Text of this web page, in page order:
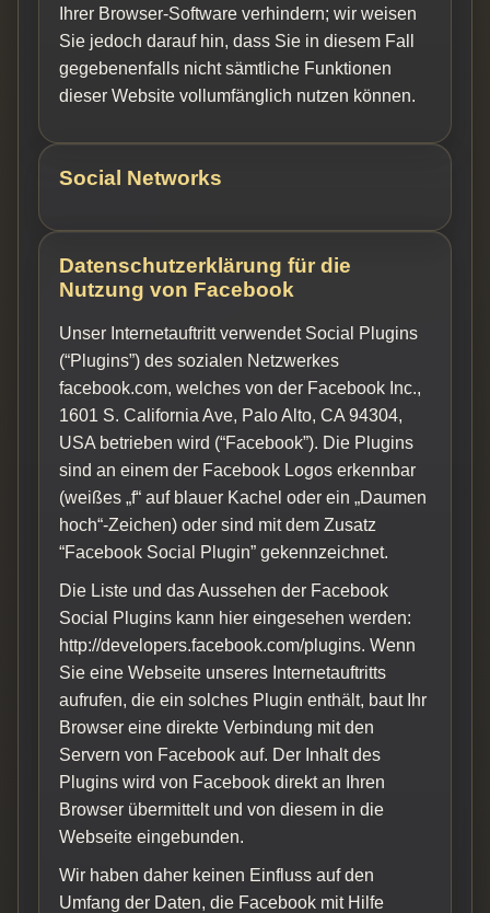
Ihrer Browser-Software verhindern; wir weisen
Sie jedoch darauf hin, dass Sie in diesem Fall
gegebenenfalls nicht sämtliche Funktionen
dieser Website vollumfänglich nutzen können.
Social Networks
Datenschutzerklärung für die
Nutzung von Facebook
Unser Internetauftritt verwendet Social Plugins
(“Plugins”) des sozialen Netzwerkes
facebook.com, welches von der Facebook Inc.,
1601 S. California Ave, Palo Alto, CA 94304,
USA betrieben wird (“Facebook”). Die Plugins
sind an einem der Facebook Logos erkennbar
(weißes „f“ auf blauer Kachel oder ein „Daumen
hoch“-Zeichen) oder sind mit dem Zusatz
“Facebook Social Plugin” gekennzeichnet.
Die Liste und das Aussehen der Facebook
Social Plugins kann hier eingesehen werden:
http://developers.facebook.com/plugins. Wenn
Sie eine Webseite unseres Internetauftritts
aufrufen, die ein solches Plugin enthält, baut Ihr
Browser eine direkte Verbindung mit den
Servern von Facebook auf. Der Inhalt des
Plugins wird von Facebook direkt an Ihren
Browser übermittelt und von diesem in die
Webseite eingebunden.
Wir haben daher keinen Einfluss auf den
Umfang der Daten, die Facebook mit Hilfe